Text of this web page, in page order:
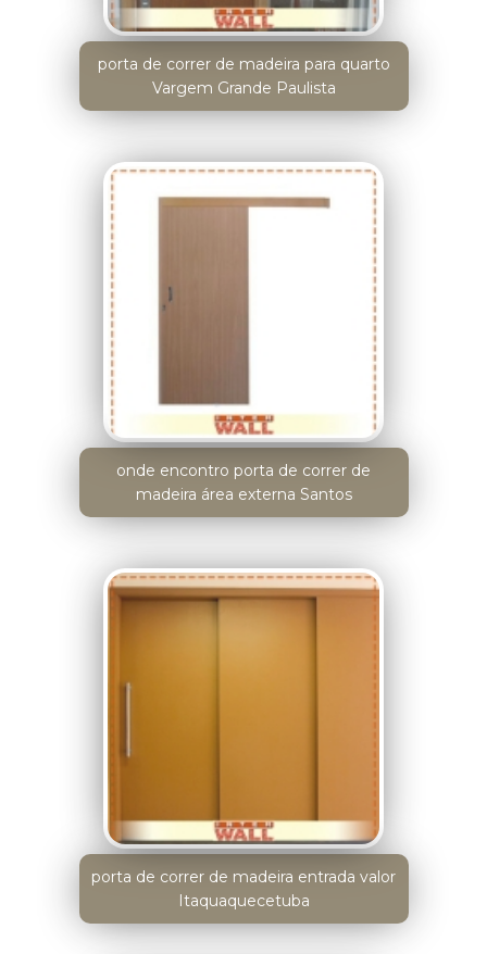
porta de correr de madeira para quarto
Vargem Grande Paulista
onde encontro porta de correr de
madeira área externa Santos
porta de correr de madeira entrada valor
Itaquaquecetuba